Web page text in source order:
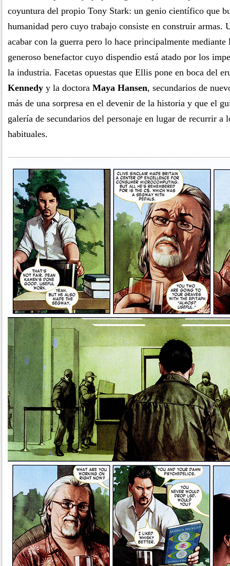
coyuntura del propio Tony Stark: un genio científico que
humanidad pero cuyo trabajo consiste en construir armas.
acabar con la guerra pero lo hace principalmente
generoso benefactor cuyo dispendio está atado por los
la industria. Facetas opuestas que Ellis pone en boca del
Kennedy y la doctora Maya Hansen, secundarios de
más de una sorpresa en el devenir de la historia y que el
galería de secundarios del personaje en lugar de recurrir a
habituales.